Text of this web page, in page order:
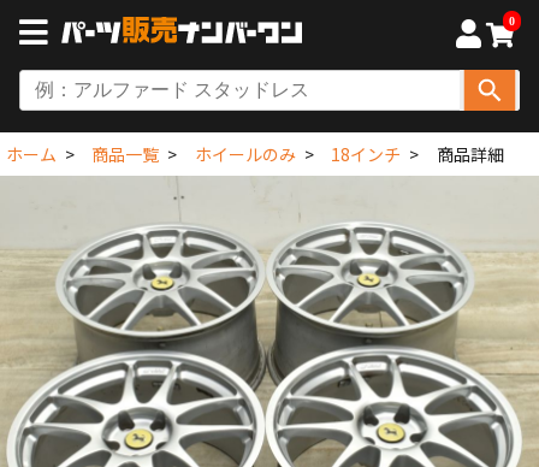
0
ホーム 商品一覧 ホイールのみ 18インチ 商品詳細